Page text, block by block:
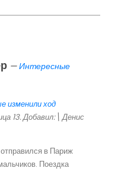
—Интересные
изменили ход
13. Добавил:\ Денис
отправился в Париж
Поездка